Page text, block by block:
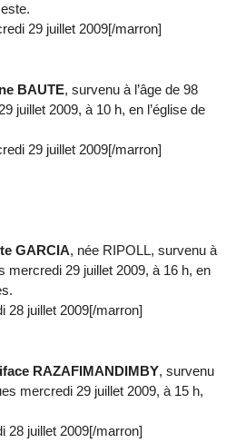
29 juillet 2009[/marron]
BAUTE, survenu à l’âge de 98
juillet 2009, à 10 h, en l’église de
29 juillet 2009[/marron]
GARCIA, née RIPOLL, survenu à
mercredi 29 juillet 2009, à 16 h, en
28 juillet 2009[/marron]
RAZAFIMANDIMBY, survenu
mercredi 29 juillet 2009, à 15 h,
28 juillet 2009[/marron]